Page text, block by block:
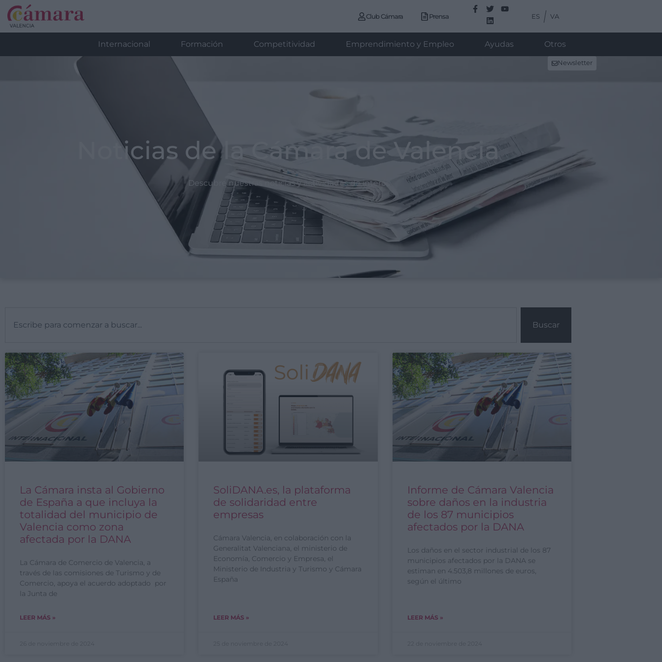
Club Cámara Prensa ES VA
Internacional Formación Competitividad Emprendimiento y Empleo Ayudas Otros
Newsletter
Noticias de la Cámara de Valencia
Descubre nuestras noticias y actividades de interés
Buscar
La Cámara insta al Gobierno
de España a que incluya la
totalidad del municipio de
Valencia como zona
afectada por la DANA
La Cámara de Comercio de Valencia, a
través de las comisiones de Turismo y de
Comercio, apoya el acuerdo adoptado por
la Junta de
LEER MÁS »
SoliDANA.es, la plataforma
de solidaridad entre
empresas
Cámara Valencia, en colaboración con la
Generalitat Valenciana, el ministerio de
Economía, Comercio y Empresa, el
Ministerio de Industria y Turismo y Cámara
España
LEER MÁS »
Informe de Cámara Valencia
sobre daños en la industria
de los 87 municipios
afectados por la DANA
Los daños en el sector industrial de los 87
municipios afectados por la DANA se
estiman en 4.503,8 millones de euros,
según el último
LEER MÁS »